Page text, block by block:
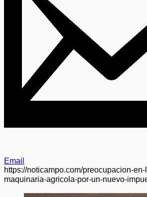
Email
https://noticampo.com/preocupacion-
maquinaria-agricola-por-un-nuevo-